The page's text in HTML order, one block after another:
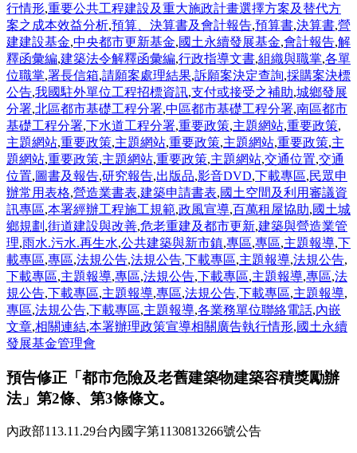
行情形,重要公共工程建設及重大施政計畫選擇方案及替代方
案之成本效益分析,預算、決算書及會計報告,預算書,決算書,營
建建設基金,中央都市更新基金,國土永續發展基金,會計報告,解
釋函彙編,建築法令解釋函彙編,行政指導文書,組織與職掌,各單
位職掌,署長信箱,請願案處理結果,訴願案決定查詢,採購案決標
公告,我國駐外單位工程招標資訊,支付或接受之補助,城鄉發展
分署,北區都市基礎工程分署,中區都市基礎工程分署,南區都市
基礎工程分署,下水道工程分署,重要政策,主題網站,重要政策,
主題網站,重要政策,主題網站,重要政策,主題網站,重要政策,主
題網站,重要政策,主題網站,重要政策,主題網站,交通位置,交通
位置,圖書及報告,研究報告,出版品,影音DVD,下載專區,民眾申
辦常用表格,營造業書表,建築申請書表,國土空間及利用審議資
訊專區,本署經辦工程施工規範,政風宣導,百萬租屋協助,國土城
鄉規劃 ,街道建設與改善,危老重建及都市更新,建築與營造業管
理,雨水.污水.再生水,公共建築與新市鎮,專區,專區,主題報導,下
載專區,專區,法規公告,法規公告,下載專區,主題報導,法規公告,
下載專區,主題報導,專區,法規公告,下載專區,主題報導,專區,法
規公告,下載專區,主題報導,專區,法規公告,下載專區,主題報導,
專區,法規公告,下載專區,主題報導,各業務單位聯絡電話,內嵌
文章,相關連結,本署辦理政策宣導相關廣告執行情形,國土永續
發展基金管理會
預告修正「都市危險及老舊建築物建築容積獎勵辦
法」第2條、第3條條文。
內政部113.11.29台內國字第1130813266號公告